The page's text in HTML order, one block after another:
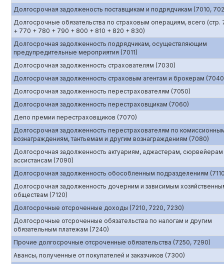
Долгосрочная задолженость поставщикам и подрядчикам (7010,
Долгосрочные обязательства по страховым операциям, всего (стр.
+ 770 + 780 + 790 + 800 + 810 + 820 + 830)
Долгосрочная задолженность подрядчикам, осуществляющим
предупредительные мероприятия (7011)
Долгосрочная задолженность страхователям (7030)
Долгосрочная задолженность страховым агентам и брокерам
Долгосрочная задолженность перестрахователям (7050)
Долгосрочная задолженность перестраховщикам (7060)
Депо премии перестраховщиков (7070)
Долгосрочная задолженность перестрахователям по
вознаграждениям, тантьемам и другим вознаграждениям (7080)
Долгосрочная задолженность актуариям, аджастерам, сюрвейерам
ассистансам (7090)
Долгосрочная задолженность обособленным подразделениям
Долгосрочная задолженность дочерним и зависимым
обществам (7120)
Долгосрочные отсроченные доходы (7210, 7220, 7230)
Долгосрочные отсроченные обязательства по налогам и другим
обязательным платежам (7240)
Прочие долгосрочные отсроченные обязательства (7250, 7290)
Авансы, полученные от покупателей и заказчиков (7300)